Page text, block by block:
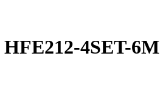
4SET-6M